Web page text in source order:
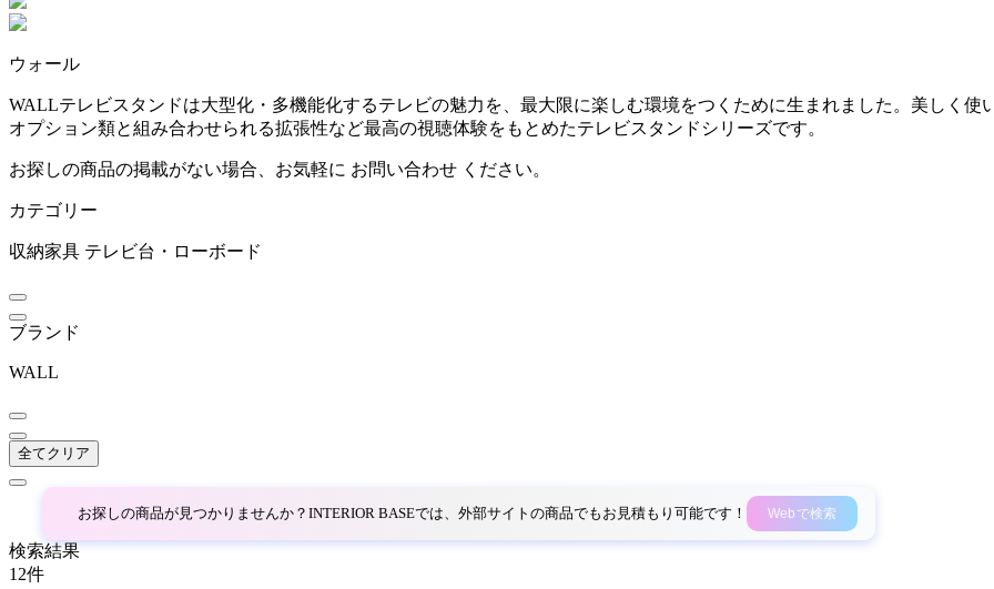
Corvis
コルビス
CRUSH CRASH PROJECT
クラッシュクラッシュプ
EDDA
ETHNICRAFT
エスニクラフト
mm
ウォール
WALLテレビスタンドは大型化・多機能化するテレビの魅力を、最大限に楽しむ環境をつくために生まれました。美しく
オプション類と組み合わせられる拡張性など最高の視聴体験をもとめたテレビスタンドシリーズです。
お探しの商品の掲載がない場合、お気軽に お問い合わせ ください。
カテゴリー
収納家具 テレビ台・ローボード
ブランド
WALL
全てクリア
お探しの商品が見つかりませんか？INTERIOR BASEでは、外部サイトの商品でもお見積もり可能です！ Webで検索
検索結果
12件